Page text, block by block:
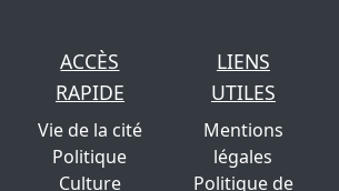
ACCÈS
RAPIDE
Vie de la cité
Politique
Culture
LIENS
UTILES
Mentions
légales
Politique de